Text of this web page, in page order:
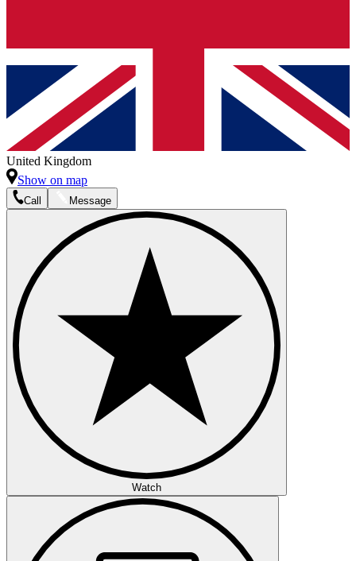
United Kingdom
Show on map
Call Message
Watch